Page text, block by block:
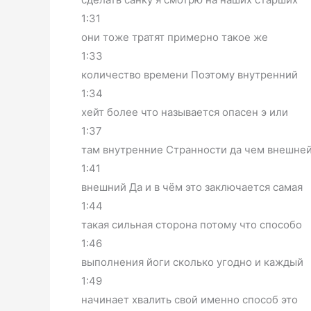
1:31
они тоже тратят примерно такое же
1:33
количество времени Поэтому внутренний
1:34
хейт более что называется опасен э или
1:37
там внутренние Странности да чем
1:41
внешний Да и в чём это заключается самая
1:44
такая сильная сторона потому что способо
1:46
выполнения йоги сколько угодно и каждый
1:49
начинает хвалить свой именно способ это